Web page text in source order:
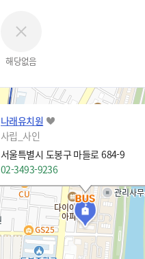
해당없음
나래유치원
사립_사인
서울특별시 도봉구 마들로 684-9
02-3493-9236